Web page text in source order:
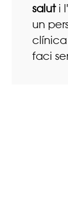
saluti l'
un
faci